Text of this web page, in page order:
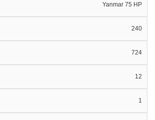
Yanmar 75 HP
240
724
12
1